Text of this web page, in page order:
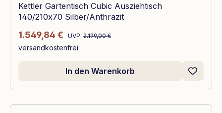
Kettler Gartentisch Cubic Ausziehtisch
140/210x70 Silber/Anthrazit
Verkaufspreis:
1.549,84 € Regulärer Preis:
UVP: 2.199,00 €
versandkostenfrei
In den Warenkorb